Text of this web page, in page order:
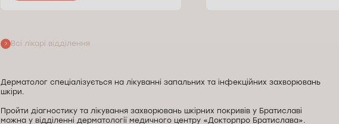
Всі лікарі відділення
Дерматолог спеціалізується на лікуванні запальних та інфекційних захворювань
шкіри.
Пройти діагностику та лікування захворювань шкірних покривів у Братиславі
можна у відділенні дерматології медичного центру «Докторпро Братислава».